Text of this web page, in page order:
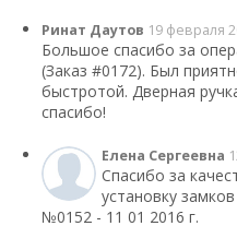
Ринат Даутов 19 февраля
Большое спасибо за
(Заказ #0172). Был
быстротой. Дверная
спасибо!
Елена Сергеевна
Спасибо за
установку
№0152 - 11 01 2016 г.